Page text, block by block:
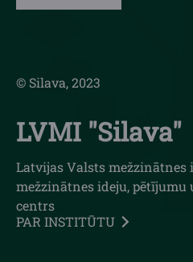
© Silava, 2023
LVMI "Silava"
Latvijas Valsts
mežzinātnes ideju,
centrs
PAR INSTITŪTU